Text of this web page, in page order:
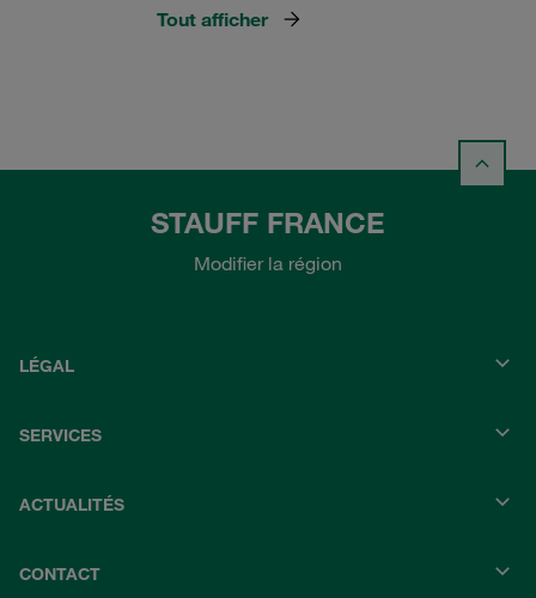
Tout afficher
STAUFF FRANCE
Modifier la région
LÉGAL
SERVICES
ACTUALITÉS
CONTACT